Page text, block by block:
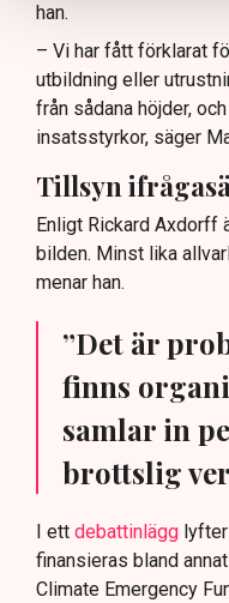
han.
– Vi har fått förklarat
utbildning eller
från sådana höjder,
insatsstyrkor, säger
Tillsyn
Enligt Rickard Axdorff
bilden. Minst lika
menar han.
”Det är
finns
samlar in
brottslig
I ett debattinlägg
finansieras bland
Climate Emergency